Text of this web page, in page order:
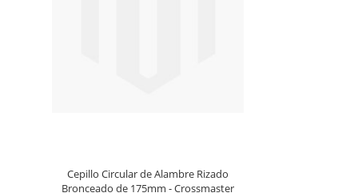
Cepillo Circular de Alambre Rizado
Bronceado de 175mm - Crossmaster